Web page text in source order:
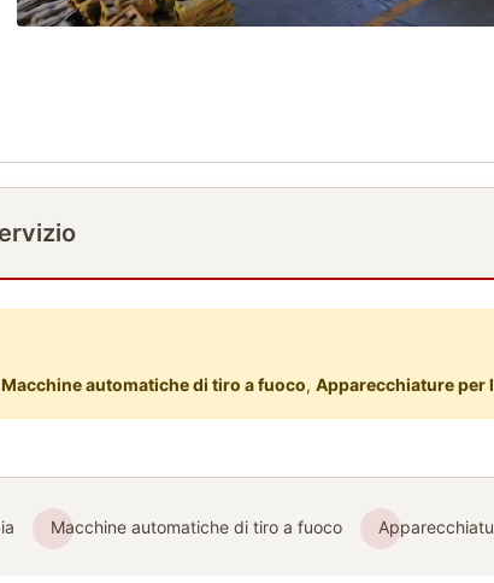
Macchine automatiche di tiro a fuoco, Apparecchiature per
Macchine automatiche di tiro a fuoco